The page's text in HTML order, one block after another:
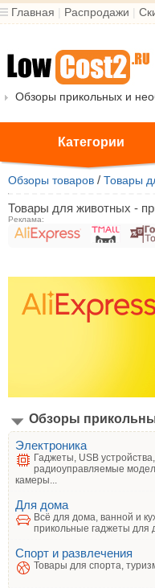
Главная | Распродажи |
Обзоры прикольных и
Категории
Обзоры товаров / Товары
Товары для животных -
Реклама:
Обзоры
Электроника
Гаджеты, USB
радиоуправляемые
камеры...
Для дома
Всё для дома, ванной и
прикольные гаджеты для
Спорт и развлечения
Товары для спорта,